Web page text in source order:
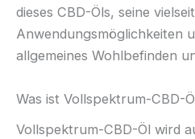
dieses CBD-Öls, seine
Anwendungsmöglichkeiten
allgemeines Wohlbefinden
Was ist Vollspektrum-CBD-
Vollspektrum-CBD-Öl wird